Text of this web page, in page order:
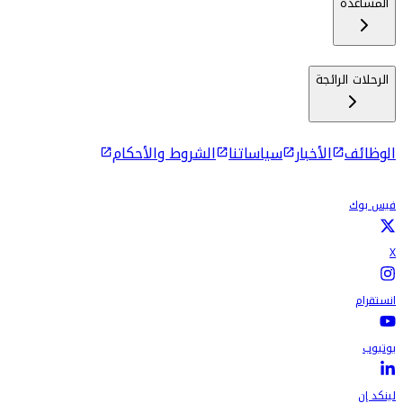
الرحلات الرائجة
الوظائف الأخبار سياساتنا الشروط والأحكام
فيس بوك
X
انستقرام
يوتيوب
لينكد إن